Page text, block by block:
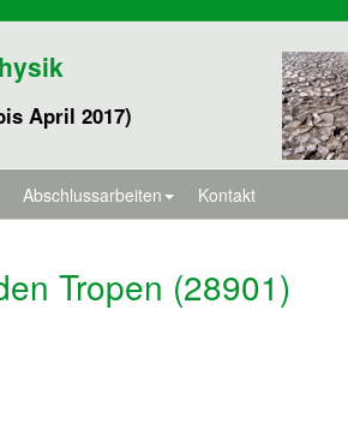
April 2017)
Abschlussarbeiten Kontakt
Tropen (28901)